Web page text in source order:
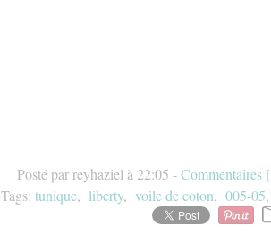
Posté par reyhaziel à 22:05 -Commentaires [
Tags: tunique, liberty, voile de coton, 005-05,